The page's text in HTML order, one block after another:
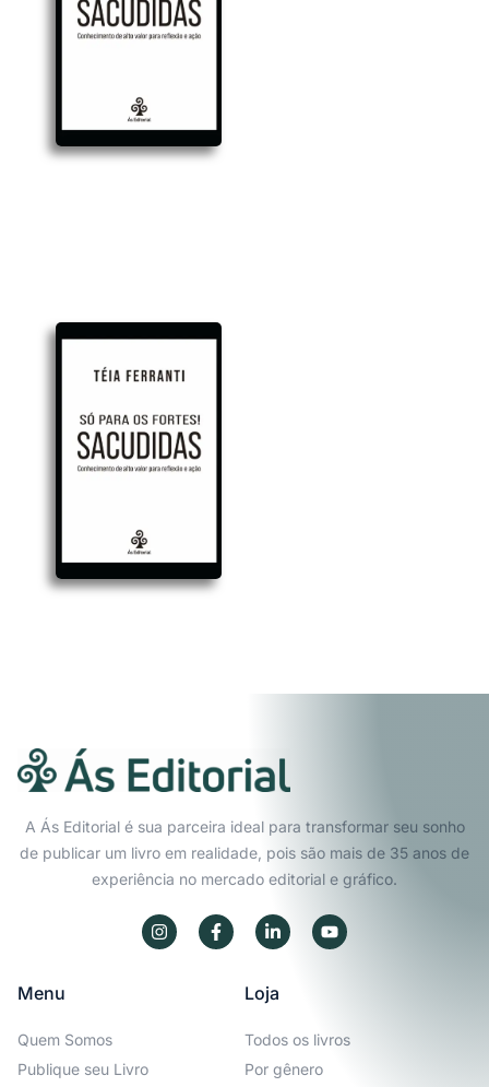
A Ás Editorial é sua parceira ideal para transformar seu sonho
de publicar um livro em realidade, pois são mais de 35 anos de
experiência no mercado editorial e gráfico.
Menu
Quem Somos
Publique seu Livro
Loja
Todos os livros
Por gênero